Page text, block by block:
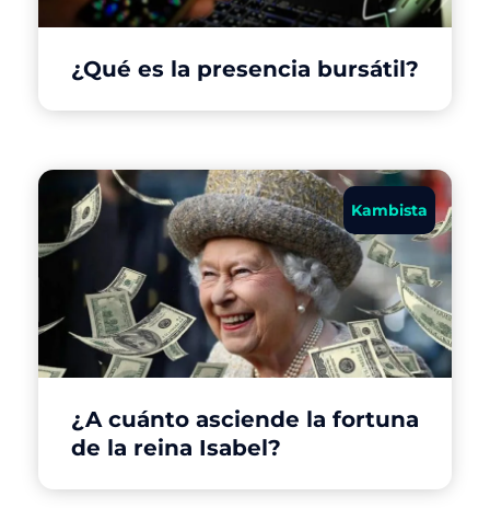
¿Qué es la presencia bursátil?
Kambista
¿A cuánto asciende la fortuna
de la reina Isabel?